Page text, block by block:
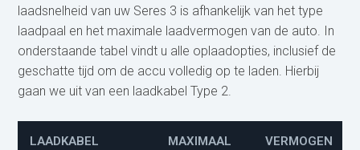
laadsnelheid van uw Seres 3 is afhankelijk van het type
laadpaal en het maximale laadvermogen van de auto. In
onderstaande tabel vindt u alle oplaadopties, inclusief de
geschatte tijd om de accu volledig op te laden. Hierbij
gaan we uit van een laadkabel Type 2.
LAADKABEL MAXIMAAL VERMOGEN